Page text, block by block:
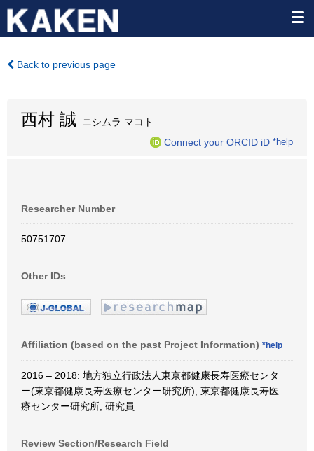
Back to previous page
西村 誠 ニシムラ マコト
Connect your ORCID iD *help
Researcher Number
50751707
Other IDs
Affiliation (based on the past Project Information) *help
2016 – 2018: 地方独立行政法人東京都健康長寿医療センタ
ー(東京都健康長寿医療センター研究所), 東京都健康長寿医
療センター研究所, 研究員
Review Section/Research Field